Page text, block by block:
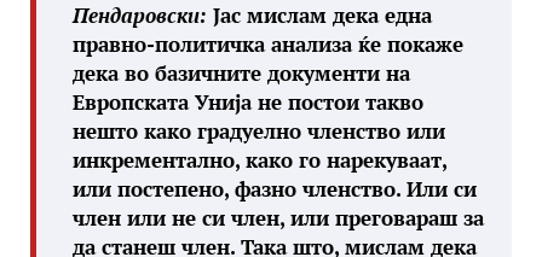
Пендаровски: Јас мислам дека една
правно-политичка анализа ќе покаже
дека во базичните документи на
Европската Унија не постои такво
нешто како градуелно членство или
инкрементално, како го нарекуваат,
или постепено, фазно членство. Или си
член или не си член, или преговараш за
да станеш член. Така што, мислам дека